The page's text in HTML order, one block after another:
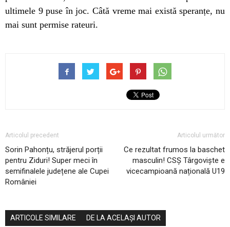
ultimele 9 puse în joc. Câtă vreme mai există speranțe, nu
mai sunt permise rateuri.
Articolul precedent
Sorin Pahonțu, străjerul porții
pentru Ziduri! Super meci în
semifinalele județene ale Cupei
României
Articolul următor
Ce rezultat frumos la baschet
masculin! CSȘ Târgoviște e
vicecampioană națională U19
ARTICOLE SIMILARE DE LA ACELAȘI AUTOR